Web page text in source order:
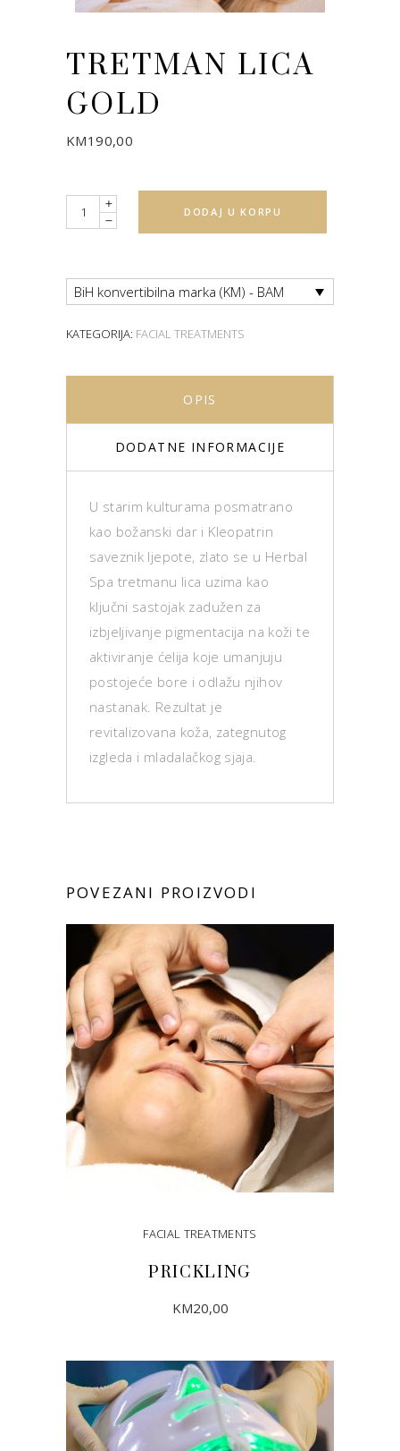
TRETMAN LICA
GOLD
KM190,00
Quantity DODAJ U KORPU
BiH konvertibilna marka (KM) - BAM
KATEGORIJA: FACIAL TREATMENTS
OPIS
DODATNE INFORMACIJE
U starim kulturama posmatrano
kao božanski dar i Kleopatrin
saveznik ljepote, zlato se u Herbal
Spa tretmanu lica uzima kao
ključni sastojak zadužen za
izbjeljivanje pigmentacija na koži te
aktiviranje ćelija koje umanjuju
postojeće bore i odlažu njihov
nastanak. Rezultat je
revitalizovana koža, zategnutog
izgleda i mladalačkog sjaja.
POVEZANI PROIZVODI
FACIAL TREATMENTS
PRICKLING
KM20,00
DODAJ U KORPU